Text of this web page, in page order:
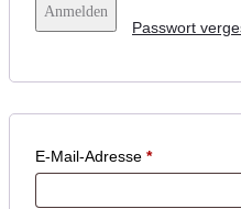
Anmelden
Passwort
E-Mail-Adresse *